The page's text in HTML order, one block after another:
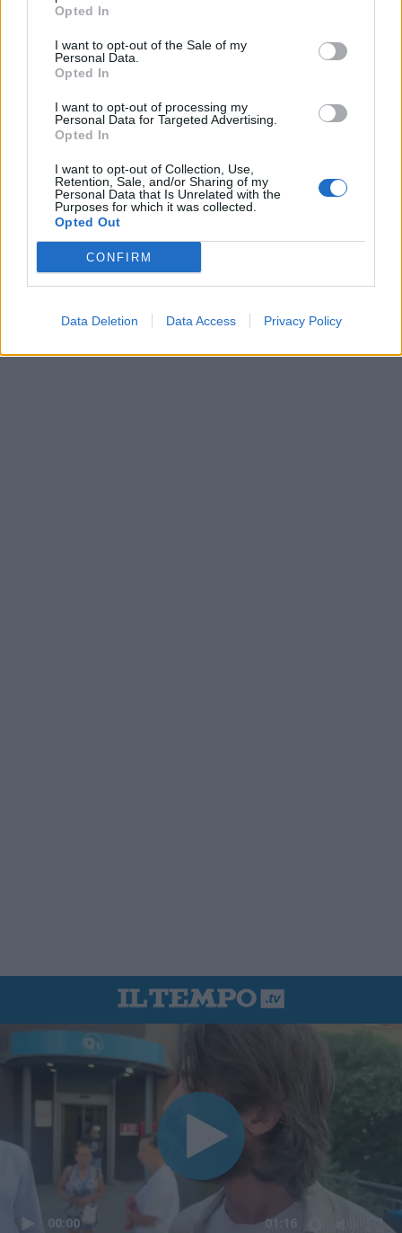
Opted In
I want to opt-out of the Sale of my
Personal Data.
Opted In
I want to opt-out of processing my
Personal Data for Targeted Advertising.
Opted In
I want to opt-out of Collection, Use,
Retention, Sale, and/or Sharing of my
Personal Data that Is Unrelated with the
Purposes for which it was collected.
Opted Out
CONFIRM
Data Deletion Data Access Privacy Policy
In evidenza
00:00 01:16